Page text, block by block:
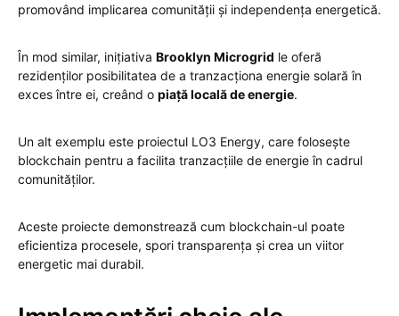
promovând implicarea comunității și independența energetică.
În mod similar, inițiativa Brooklyn Microgrid le oferă
rezidenților posibilitatea de a tranzacționa energie solară în
exces între ei, creând o piață locală de energie.
Un alt exemplu este proiectul LO3 Energy, care folosește
blockchain pentru a facilita tranzacțiile de energie în cadrul
comunităților.
Aceste proiecte demonstrează cum blockchain-ul poate
eficientiza procesele, spori transparența și crea un viitor
energetic mai durabil.